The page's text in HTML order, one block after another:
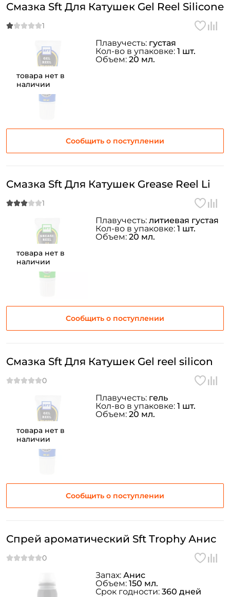
товара нет в
наличии
Смазка Sft Для Катушек Gel Reel Silicone
Сообщить о поступлении
Плавучесть: густая
Кол-во в упаковке: 1 шт.
Объем: 20 мл.
товара нет в
наличии
Смазка Sft Для Катушек Grease Reel Li
Сообщить о поступлении
Плавучесть: литиевая густая
Кол-во в упаковке: 1 шт.
Объем: 20 мл.
товара нет в
наличии
Смазка Sft Для Катушек Gel reel silicon
Сообщить о поступлении
Плавучесть: гель
Кол-во в упаковке: 1 шт.
Объем: 20 мл.
Спрей ароматический Sft Trophy Анис
Запах: Анис
Объем: 150 мл.
Срок годности: 360 дней